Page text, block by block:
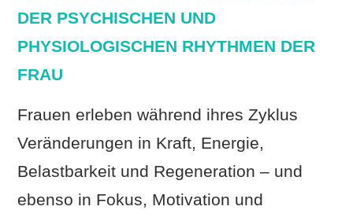
DER PSYCHISCHEN UND
PHYSIOLOGISCHEN RHYTHMEN DER
FRAU
Frauen erleben während ihres Zyklus
Veränderungen in Kraft, Energie,
Belastbarkeit und Regeneration – und
ebenso in Fokus, Motivation und